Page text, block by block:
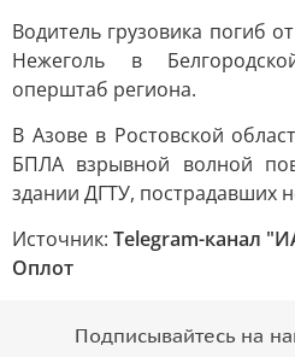
Водитель грузовика погиб
Нежеголь в
оперштаб региона.
В Азове в Ростовской
БПЛА взрывной волной
здании ДГТУ, пострадавших
Источник: Telegram-канал
Оплот
Подписывайтесь на